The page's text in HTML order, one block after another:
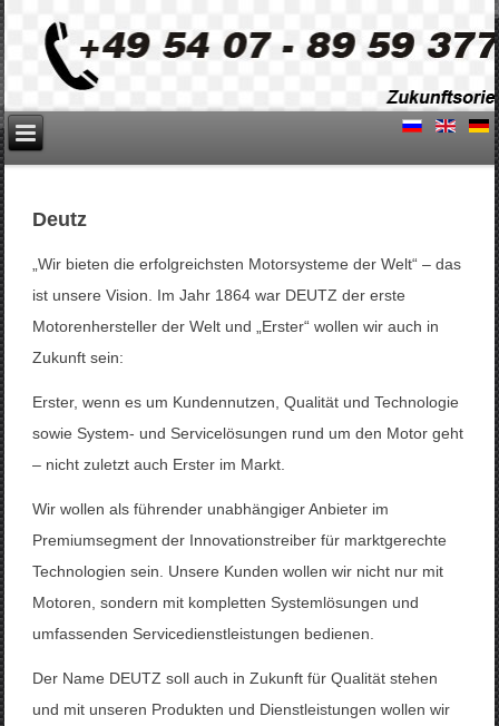
Deutz
„Wir bieten die erfolgreichsten Motorsysteme der Welt“ – das
ist unsere Vision. Im Jahr 1864 war DEUTZ der erste
Motorenhersteller der Welt und „Erster“ wollen wir auch in
Zukunft sein:
Erster, wenn es um Kundennutzen, Qualität und Technologie
sowie System- und Servicelösungen rund um den Motor geht
– nicht zuletzt auch Erster im Markt.
Wir wollen als führender unabhängiger Anbieter im
Premiumsegment der Innovationstreiber für marktgerechte
Technologien sein. Unsere Kunden wollen wir nicht nur mit
Motoren, sondern mit kompletten Systemlösungen und
umfassenden Servicedienstleistungen bedienen.
Der Name DEUTZ soll auch in Zukunft für Qualität stehen
und mit unseren Produkten und Dienstleistungen wollen wir